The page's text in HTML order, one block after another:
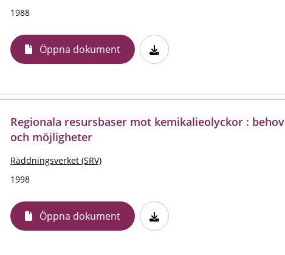
1988
Öppna dokument
Regionala resursbaser mot kemikalieolyckor : behov
och möjligheter
Räddningsverket (SRV)
1998
Öppna dokument